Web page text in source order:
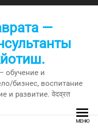
—
обучение и
бизнес, воспитание
и развитие. वेदव्रत
МЕНЮ